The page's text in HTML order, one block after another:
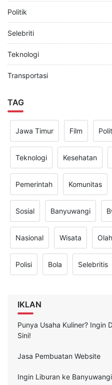
Pojok24Jam
Politik
Selebriti
Teknologi
TAG
Jawa Timur Film
Teknologi Kesehatan
Pemerintah Komunitas
Sosial Banyuwangi
Nasional Wisata
Polisi Bola Selebritis
IKLAN
Punya Usaha Kuliner? Ingin